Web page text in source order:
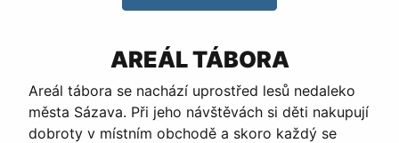
AREÁL TÁBORA
Areál tábora se nachází uprostřed lesů nedaleko
města Sázava. Při jeho návštěvách si děti nakupují
dobroty v místním obchodě a skoro každý se